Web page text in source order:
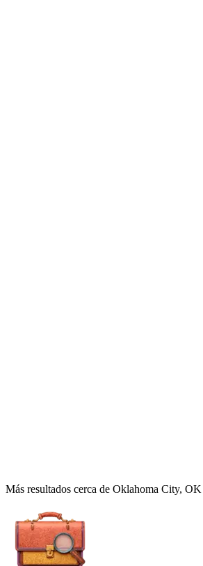
Más resultados cerca de Oklahoma City, OK